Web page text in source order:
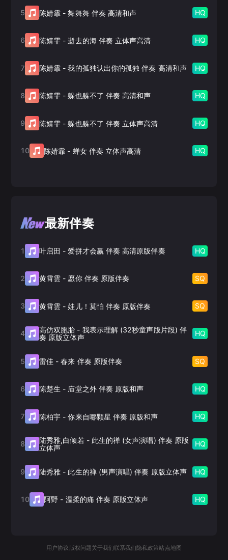
5 陈婧霏 -舞舞舞 伴奏 高清和声 HQ
6 陈婧霏 -逝去的海 伴奏 立体声高清 HQ
7 陈婧霏 -我的孤独认出你的孤独 伴奏 高清和声 HQ
8 陈婧霏 -躲也躲不了 伴奏 高清和声 HQ
9 陈婧霏 -躲也躲不了 伴奏 立体声高清 HQ
10 陈婧霏 - 蝉女 伴奏 立体声高清 HQ
最新伴奏
1 叶启田 -爱拼才会赢 伴奏 高清原版伴奏 HQ
2 黄霄雲 - 愿你 伴奏 原版伴奏 SQ
3 黄霄雲 -娃儿！莫怕 伴奏 原版伴奏 SQ
4 高仿双胞胎 - 我表示理解 (32秒童声版片段) 伴
奏 原版立体声
HQ
5 雷佳 -春来 伴奏 原版伴奏 SQ
6 陈楚生 - 庙堂之外 伴奏 原版和声 HQ
7 陈柏宇 -你来自哪颗星 伴奏 原版和声 HQ
8 陆秀雅,白倾若- 此生的禅 (女声演唱) 伴奏 原版
立体声
HQ
9 陆秀雅 - 此生的禅 (男声演唱) 伴奏 原版立体声 HQ
10 阿野 - 温柔的痛 伴奏 原版立体声 HQ
用户协议 版权问题关于我们联系我们 隐私政策站点地图